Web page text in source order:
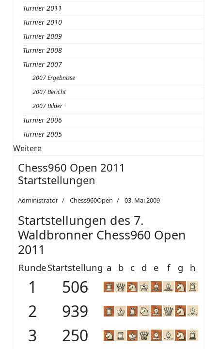
Turnier 2011
Turnier 2010
Turnier 2009
Turnier 2008
Turnier 2007
2007 Ergebnisse
2007 Bericht
2007 Bilder
Turnier 2006
Turnier 2005
Weitere
Chess960 Open 2011
Startstellungen
Administrator Chess960Open 03. Mai 2009
Startstellungen des 7.
Waldbronner Chess960 Open
2011
RundeStartstellung a b c d e f g h
1
506
2
939
3
250